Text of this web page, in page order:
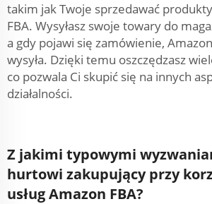
takim jak Twoje sprzedawać
FBA. Wysyłasz swoje towary do
a gdy pojawi się zamówienie,
wysyła. Dzięki temu oszczędzasz
co pozwala Ci skupić się na innych
działalności.
Z jakimi typowymi
hurtowi zakupujący przy
usług Amazon FBA?